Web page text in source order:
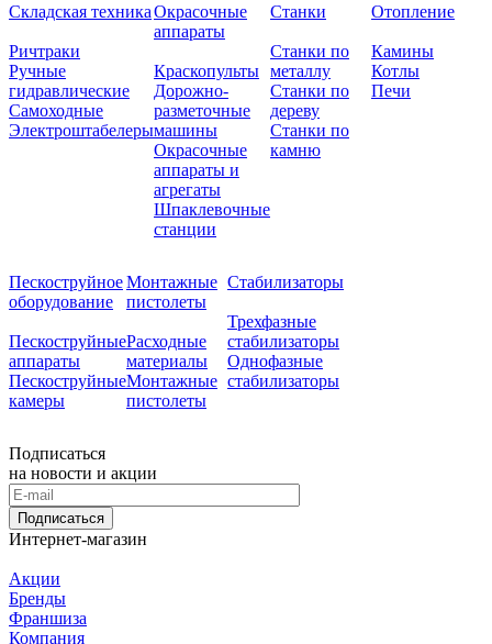
Складская техника
Ричтраки
Ручные
гидравлические
Самоходные
Электроштабелеры
Окрасочные
аппараты
Краскопульты
Дорожно-
разметочные
машины
Окрасочные
аппараты и
агрегаты
Шпаклевочные
станции
Станки
Станки по
металлу
Станки по
дереву
Станки по
камню
Отопление
Камины
Котлы
Печи
Пескоструйное
оборудование
Пескоструйные
аппараты
Пескоструйные
камеры
Монтажные
пистолеты
Расходные
материалы
Монтажные
пистолеты
Стабилизаторы
Трехфазные
стабилизаторы
Однофазные
стабилизаторы
Подписаться
на новости и акции
Подписаться
Интернет-магазин
Акции
Бренды
Франшиза
Компания